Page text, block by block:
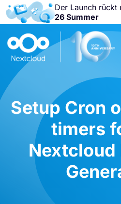
Der Launch rückt
26 Summer
Setup Cron
timers
Nextcloud